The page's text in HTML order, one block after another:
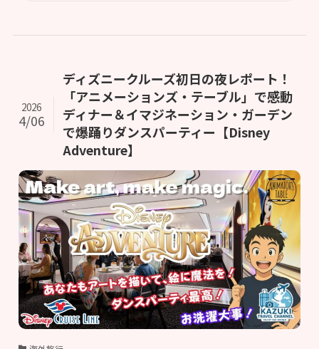
ディズニークルーズ初日の夜レポート！
「アニメーションズ・テーブル」で感動
ディナー＆イマジネーション・ガーデン
で爆踊りダンスパーティー【Disney
Adventure】
2026
4/06